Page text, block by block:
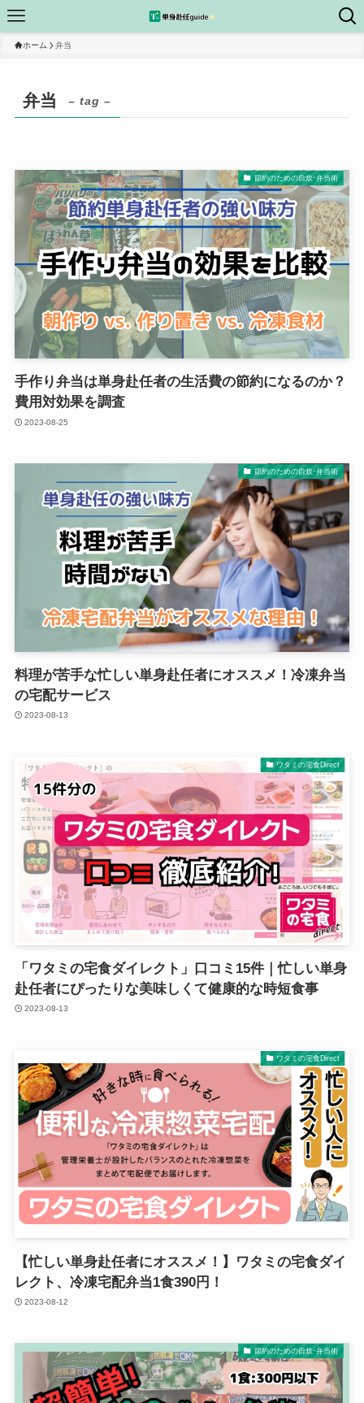
ホーム 弁当
弁当 – tag –
節約のための自炊･弁当術
手作り弁当は単身赴任者の生活費の節約になるのか？
費用対効果を調査
2023-08-25
節約のための自炊･弁当術
料理が苦手な忙しい単身赴任者にオススメ！冷凍弁当
の宅配サービス
2023-08-13
ワタミの宅食Direct
「ワタミの宅食ダイレクト」口コミ15件｜忙しい単身
赴任者にぴったりな美味しくて健康的な時短食事
2023-08-13
ワタミの宅食Direct
【忙しい単身赴任者にオススメ！】ワタミの宅食ダイ
レクト、冷凍宅配弁当1食390円！
2023-08-12
節約のための自炊･弁当術